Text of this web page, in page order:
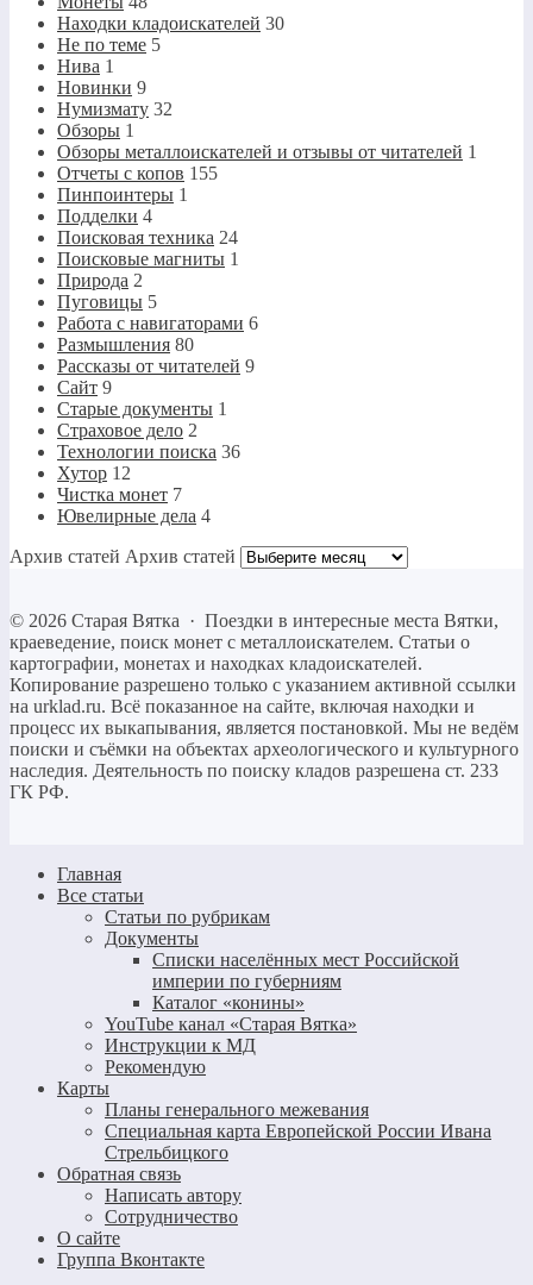
Находки кладоискателей 30
Не по теме 5
Нива 1
Новинки 9
Нумизмату 32
Обзоры 1
Обзоры металлоискателей и отзывы от читателей 1
Отчеты с копов 155
Пинпоинтеры 1
Подделки 4
Поисковая техника 24
Поисковые магниты 1
Природа 2
Пуговицы 5
Работа с навигаторами 6
Размышления 80
Рассказы от читателей 9
Сайт 9
Старые документы 1
Страховое дело 2
Технологии поиска 36
Хутор 12
Чистка монет 7
Ювелирные дела 4
Архив статей Архив статей
© 2026 Старая Вятка · Поездки в интересные места Вятки,
краеведение, поиск монет с металлоискателем. Статьи о
картографии, монетах и находках кладоискателей.
Копирование разрешено только c указанием активной ссылки
на urklad.ru. Всё показанное на сайте, включая находки и
процесс их выкапывания, является постановкой. Мы не ведём
поиски и съёмки на объектах археологического и культурного
наследия. Деятельность по поиску кладов разрешена ст. 233
ГК РФ.
Главная
Все статьи
Статьи по рубрикам
Документы
Списки населённых мест Российской
империи по губерниям
Каталог «конины»
YouTube канал «Старая Вятка»
Инструкции к МД
Рекомендую
Карты
Планы генерального межевания
Специальная карта Европейской России Ивана
Стрельбицкого
Обратная связь
Написать автору
Сотрудничество
О сайте
Группа Вконтакте